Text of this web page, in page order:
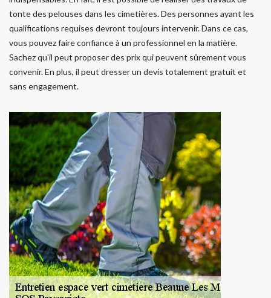
tonte des pelouses dans les cimetières. Des personnes ayant les
qualifications requises devront toujours intervenir. Dans ce cas,
vous pouvez faire confiance à un professionnel en la matière.
Sachez qu'il peut proposer des prix qui peuvent sûrement vous
convenir. En plus, il peut dresser un devis totalement gratuit et
sans engagement.